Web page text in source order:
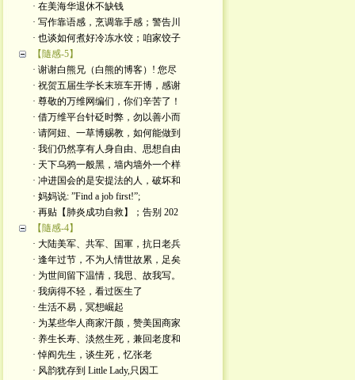
· 在美海华退休不缺钱
· 写作靠语感，烹调靠手感；警告川
· 也谈如何煮好冷冻水饺；咱家饺子
【隨感-5】
· 谢谢白熊兄（白熊的博客）! 您尽
· 祝贺五届生学长末班车开博，感谢
· 尊敬的万维网编们，你们辛苦了！
· 借万维平台针砭时弊，勿以善小而
· 请阿妞、一草博赐教，如何能做到
· 我们仍然享有人身自由、思想自由
· 天下乌鸦一般黑，墙内墙外一个样
· 冲进国会的是安提法的人，破坏和
· 妈妈说: ”Find a job first!”;
· 再贴【肺炎成功自救】；告别 202
【隨感-4】
· 大陆美军、共军、国軍，抗日老兵
· 逢年过节，不为人情世故累，足矣
· 为世间留下温情，我思、故我写。
· 我病得不轻，看过医生了
· 生活不易，冥想崛起
· 为某些华人商家汗颜，赞美国商家
· 养生长寿、淡然生死，兼回老度和
· 悼阎先生，谈生死，忆张老
· 风韵犹存到 Little Lady,只因工